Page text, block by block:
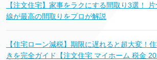
【注文住宅】家事をラクにする間取り3選！
線が最高の間取りをプロが解説
【住宅ローン減税】期限に遅れると超大変！
きを完全ガイド【注文住宅 マイホーム 税金